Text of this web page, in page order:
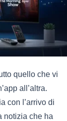
quello che vi
all’altra.
con l’arrivo di
notizia che ha